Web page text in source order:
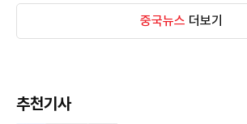
중국뉴스 더보기
추천기사